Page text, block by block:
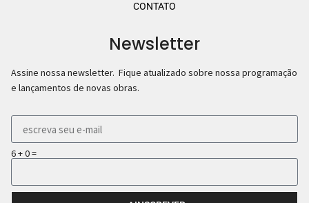
CONTATO
Newsletter
Assine nossa newsletter. Fique atualizado sobre nossa programação
e lançamentos de novas obras.
6 + 0 =